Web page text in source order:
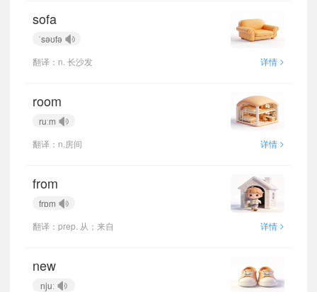
sofa
ˈsəʊfə
翻译：n. 长沙发
详情 >
room
ruːm
翻译：n.房间
详情 >
from
frɒm
翻译：prep. 从；来自
详情 >
new
njuː